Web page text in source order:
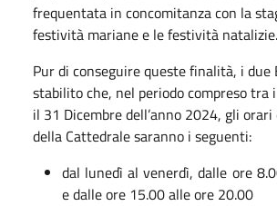
frequentata in concomitanza con la
festività mariane e le festività natalizie.
Pur di conseguire queste finalità, i due
stabilito che, nel periodo compreso tra
il 31 Dicembre dell’anno 2024, gli
della Cattedrale saranno i seguenti:
dal lunedì al venerdì, dalle ore
e dalle ore 15.00 alle ore 20.00